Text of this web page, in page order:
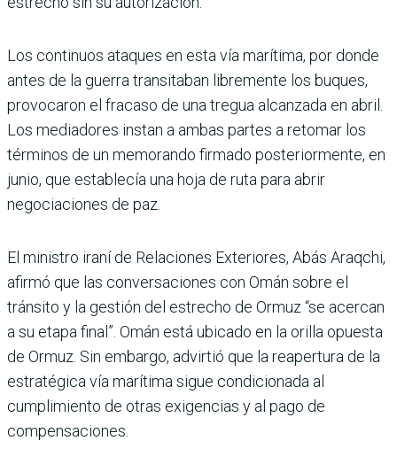
Los continuos ataques en esta vía marítima, por donde
antes de la guerra transitaban libremente los buques,
provocaron el fracaso de una tregua alcanzada en abril.
Los mediadores instan a ambas partes a retomar los
términos de un memorando firmado posteriormente, en
junio, que establecía una hoja de ruta para abrir
negociaciones de paz.
El ministro iraní de Relaciones Exteriores, Abás Araqchi,
afirmó que las conversaciones con Omán sobre el
tránsito y la gestión del estrecho de Ormuz “se acercan
a su etapa final”. Omán está ubicado en la orilla opuesta
de Ormuz. Sin embargo, advirtió que la reapertura de la
estratégica vía marítima sigue condicionada al
cumplimiento de otras exigencias y al pago de
compensaciones.